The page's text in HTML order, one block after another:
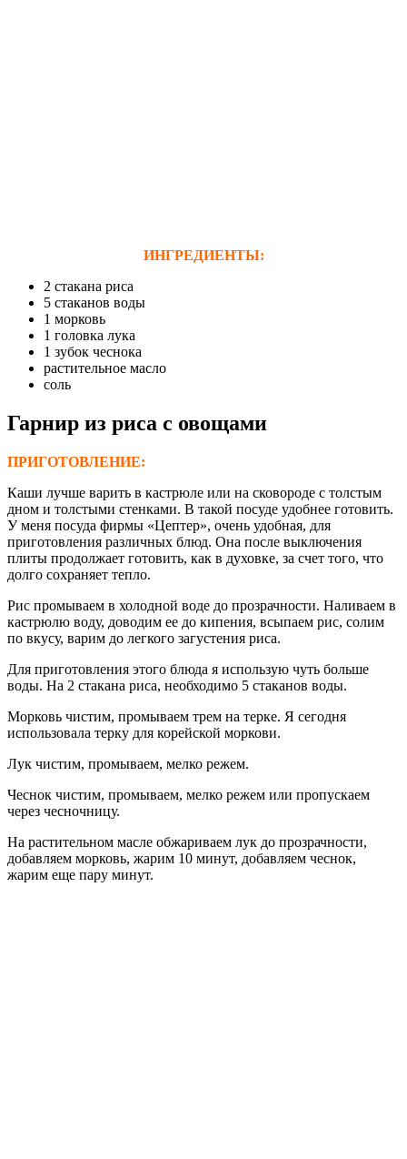
ИНГРЕДИЕНТЫ:
2 стакана риса
5 стаканов воды
1 морковь
1 головка лука
1 зубок чеснока
растительное масло
соль
Гарнир из риса с овощами
ПРИГОТОВЛЕНИЕ:
Каши лучше варить в кастрюле или на сковороде с толстым
дном и толстыми стенками. В такой посуде удобнее готовить.
У меня посуда фирмы «Цептер», очень удобная, для
приготовления различных блюд. Она после выключения
плиты продолжает готовить, как в духовке, за счет того, что
долго сохраняет тепло.
Рис промываем в холодной воде до прозрачности. Наливаем в
кастрюлю воду, доводим ее до кипения, всыпаем рис, солим
по вкусу, варим до легкого загустения риса.
Для приготовления этого блюда я использую чуть больше
воды. На 2 стакана риса, необходимо 5 стаканов воды.
Морковь чистим, промываем трем на терке. Я сегодня
использовала терку для корейской моркови.
Лук чистим, промываем, мелко режем.
Чеснок чистим, промываем, мелко режем или пропускаем
через чесночницу.
На растительном масле обжариваем лук до прозрачности,
добавляем морковь, жарим 10 минут, добавляем чеснок,
жарим еще пару минут.